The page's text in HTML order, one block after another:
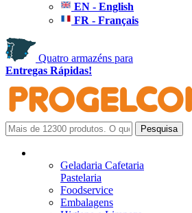
EN - English
FR - Français
Quatro armazéns para
Entregas Rápidas!
Geladaria Cafetaria
Pastelaria
Foodservice
Embalagens